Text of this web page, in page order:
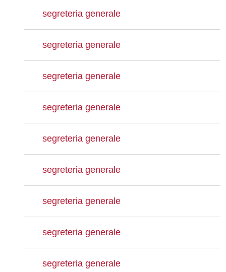
segreteria generale
segreteria generale
segreteria generale
segreteria generale
segreteria generale
segreteria generale
segreteria generale
segreteria generale
segreteria generale